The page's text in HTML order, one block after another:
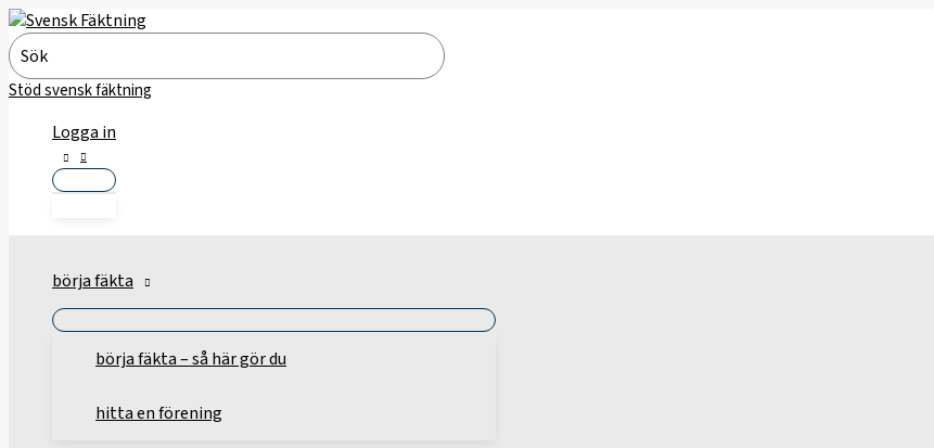
Hoppa
till
innehåll
Search
for:
Stöd svensk fäktning
Logga in
börja fäkta
börja fäkta – så här gör du
hitta en förening